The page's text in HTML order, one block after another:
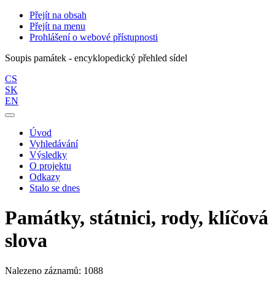
Přejít na obsah
Přejít na menu
Prohlášení o webové přístupnosti
Soupis památek - encyklopedický přehled sídel
CS
SK
EN
Úvod
Vyhledávání
Výsledky
O projektu
Odkazy
Stalo se dnes
Památky, státnici, rody, klíčová
slova
Nalezeno záznamů: 1088